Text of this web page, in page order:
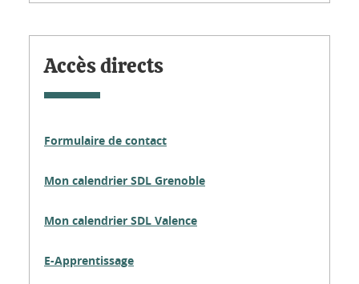
Accès directs
Formulaire de contact
Mon calendrier SDL Grenoble
Mon calendrier SDL Valence
E-Apprentissage